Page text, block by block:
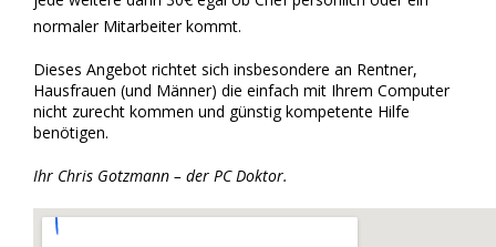
normaler Mitarbeiter kommt.
Dieses Angebot richtet sich insbesondere an Rentner,
Hausfrauen (und Männer) die einfach mit Ihrem Computer
nicht zurecht kommen und günstig kompetente Hilfe
benötigen.
Ihr Chris Gotzmann – der PC Doktor.